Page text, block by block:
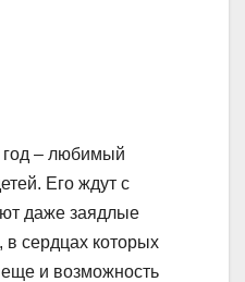
– любимый
Его ждут с
даже заядлые
в сердцах которых
еще и возможность